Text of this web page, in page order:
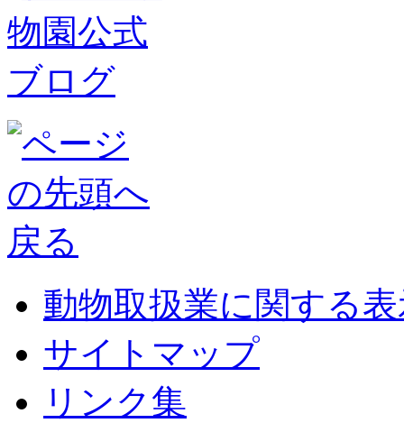
動物取扱業に関する
サイトマップ
リンク集